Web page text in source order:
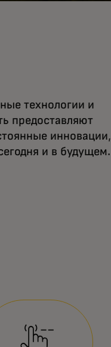
технологии и
предоставляют
инновации,
и в будущем.